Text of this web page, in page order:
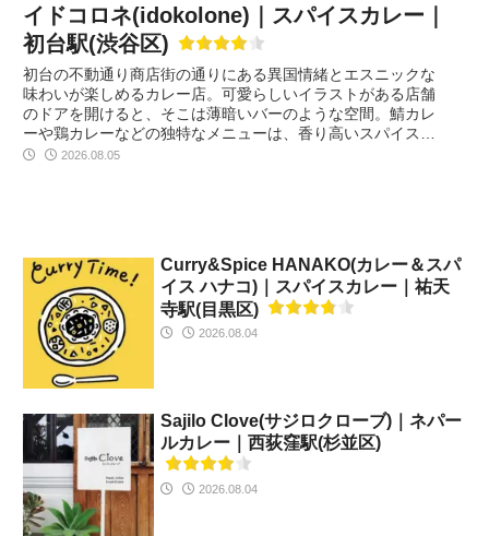
イドコロネ(idokolone)｜スパイスカレー｜
初台駅(渋谷区)
初台の不動通り商店街の通りにある異国情緒とエスニックな
味わいが楽しめるカレー店。可愛らしいイラストがある店舗
のドアを開けると、そこは薄暗いバーのような空間。鯖カレ
ーや鶏カレーなどの独特なメニューは、香り高いスパイスと
食材の組み合わせで、一度味わうと忘れられない美味しさ。
2026.08.05
Curry&Spice HANAKO(カレー＆スパ
イス ハナコ)｜スパイスカレー｜祐天
寺駅(目黒区)
2026.08.04
Sajilo Clove(サジロクローブ)｜ネパー
ルカレー｜西荻窪駅(杉並区)
2026.08.04